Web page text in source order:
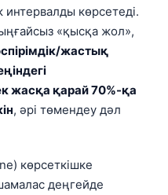
интервалды көрсетеді.
«қысқа жол»,
жастық
жасқа қарай 70%-қа
, әрі төмендеу дәл
көрсеткішке
деңгейде